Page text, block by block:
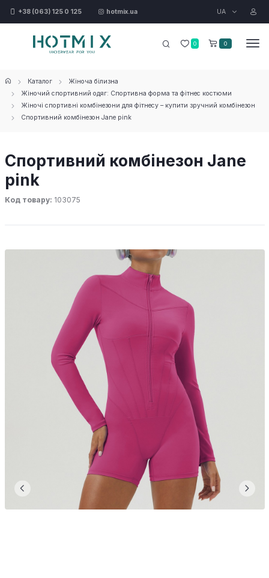
+38 (063) 125 0 125 hotmix.ua UA
0 0
Каталог
Жіноча білизна
Жіночий спортивний одяг: Спортивна форма та фітнес костюми
Жіночі спортивні комбінезони для фітнесу – купити зручний комбінезон
Спортивний комбінезон Jane pink
Спортивний комбінезон Jane
pink
Код товару: 103075